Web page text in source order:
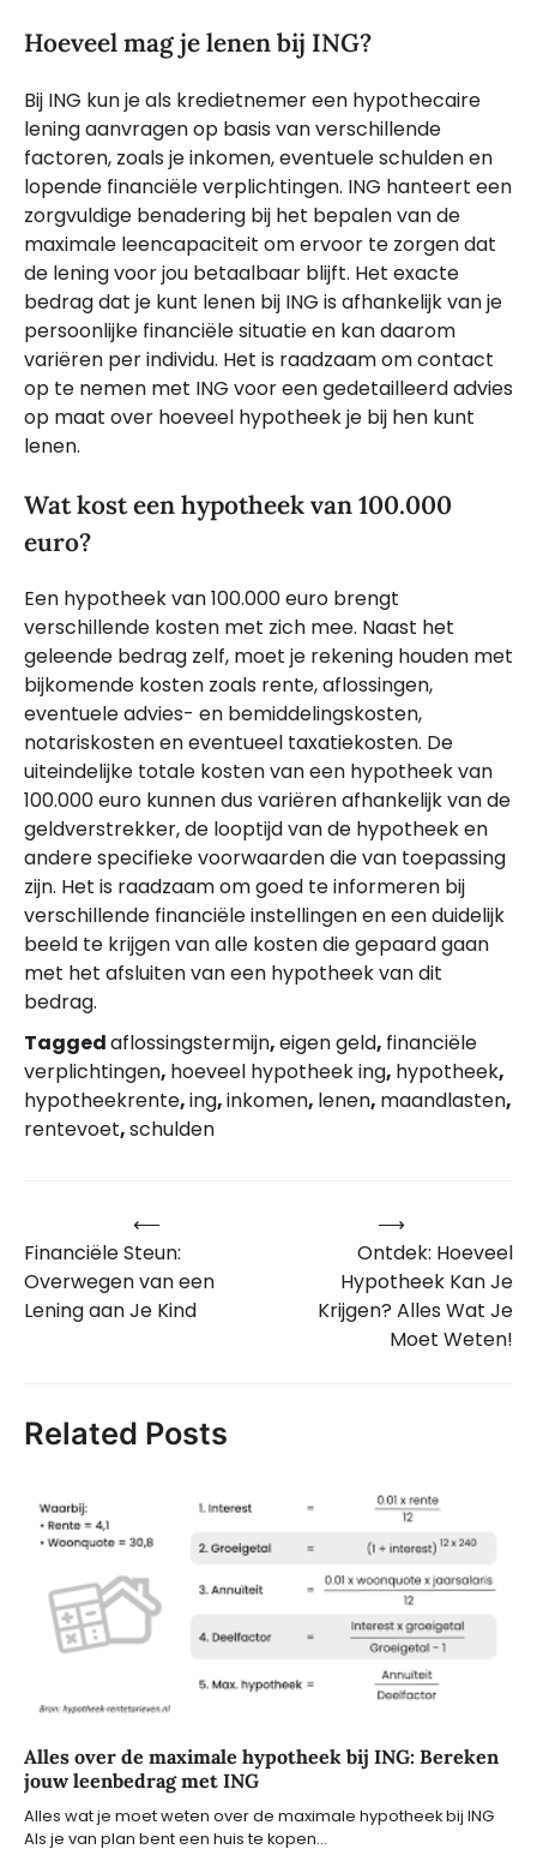
Hoeveel mag je lenen bij ING?
Bij ING kun je als kredietnemer een hypothecaire
lening aanvragen op basis van verschillende
factoren, zoals je inkomen, eventuele schulden en
lopende financiële verplichtingen. ING hanteert een
zorgvuldige benadering bij het bepalen van de
maximale leencapaciteit om ervoor te zorgen dat
de lening voor jou betaalbaar blijft. Het exacte
bedrag dat je kunt lenen bij ING is afhankelijk van je
persoonlijke financiële situatie en kan daarom
variëren per individu. Het is raadzaam om contact
op te nemen met ING voor een gedetailleerd advies
op maat over hoeveel hypotheek je bij hen kunt
lenen.
Wat kost een hypotheek van 100.000
euro?
Een hypotheek van 100.000 euro brengt
verschillende kosten met zich mee. Naast het
geleende bedrag zelf, moet je rekening houden met
bijkomende kosten zoals rente, aflossingen,
eventuele advies- en bemiddelingskosten,
notariskosten en eventueel taxatiekosten. De
uiteindelijke totale kosten van een hypotheek van
100.000 euro kunnen dus variëren afhankelijk van de
geldverstrekker, de looptijd van de hypotheek en
andere specifieke voorwaarden die van toepassing
zijn. Het is raadzaam om goed te informeren bij
verschillende financiële instellingen en een duidelijk
beeld te krijgen van alle kosten die gepaard gaan
met het afsluiten van een hypotheek van dit
bedrag.
Taggedaflossingstermijn,eigen geld, financiële
verplichtingen, hoeveel hypotheek ing, hypotheek,
hypotheekrente,ing,inkomen, lenen, maandlasten,
rentevoet,schulden
navigatie
⟵
Financiële Steun:
Overwegen van een
Lening aan Je Kind
Ontdek: Hoeveel
Hypotheek Kan Je
Krijgen? Alles Wat Je
Moet Weten!
⟶
Related Posts
Alles over de maximale hypotheek bij ING: Bereken
jouw leenbedrag met ING
Alles wat je moet weten over de maximale hypotheek bij ING
Als je van plan bent een huis te kopen…